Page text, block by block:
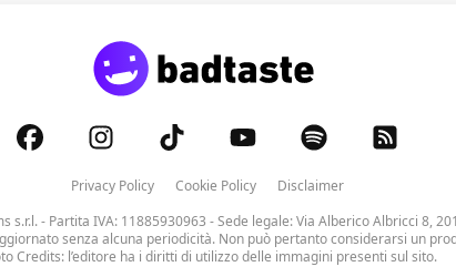
Privacy Policy Cookie Policy
Disclaimer
s.r.l.- Partita IVA: 11885930963 - Sede legale: Via Alberico Albricci 8,
senza alcuna periodicità. Non può pertanto considerarsi un
Credits: l’editore ha i diritti di utilizzo delle immagini presenti sul sito.